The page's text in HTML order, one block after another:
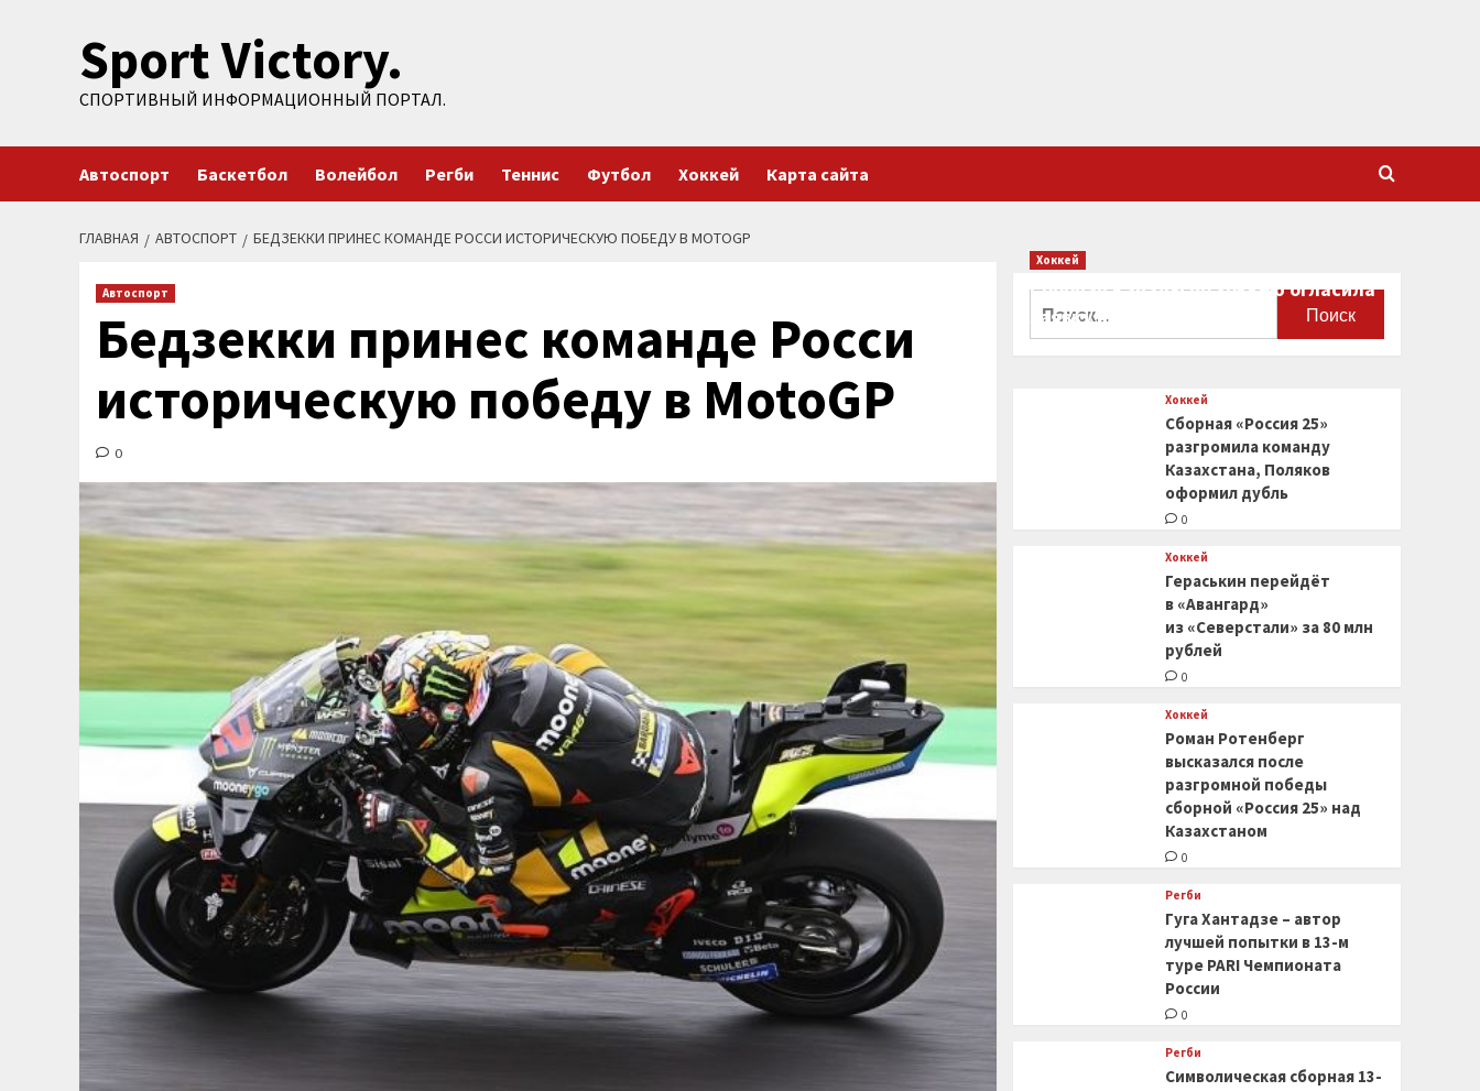
содержимомуSport Victory.
СПОРТИВНЫЙ ИНФОРМАЦИОННЫЙ ПОРТАЛ.
Автоспорт Баскетбол Волейбол Регби Теннис Футбол Хоккей Карта сайта
ГЛАВНАЯ АВТОСПОРТ БЕДЗЕККИ ПРИНЕС КОМАНДЕ РОССИ ИСТОРИЧЕСКУЮ ПОБЕДУ В MOTOGP
Автоспорт
Бедзекки принес команде Росси
историческую победу в MotoGP
0
Хоккей
Сборная Канады по хоккею огласила
заявку на чемпионат мира
Хоккей
Сборная «Россия 25»
разгромила команду
Казахстана, Поляков
оформил дубль
0
Хоккей
Гераськин перейдёт
в «Авангард»
из «Северстали» за 80 млн
рублей
0
Хоккей
Роман Ротенберг
высказался после
разгромной победы
сборной «Россия 25» над
Казахстаном
0
Регби
Гуга Хантадзе – автор
лучшей попытки в 13-м
туре PARI Чемпионата
России
0
Регби
Символическая сборная 13-